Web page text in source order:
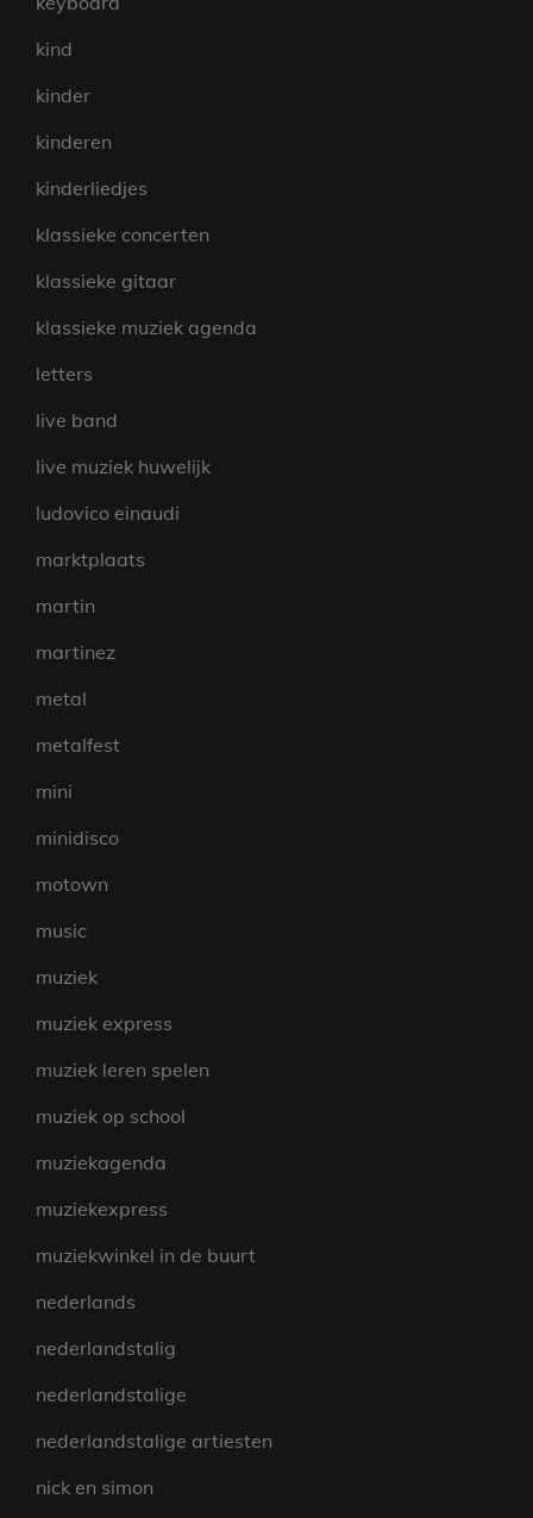
kind
kinder
kinderen
kinderliedjes
klassieke concerten
klassieke gitaar
klassieke muziek agenda
letters
live band
live muziek huwelijk
ludovico einaudi
marktplaats
martin
martinez
metal
metalfest
mini
minidisco
motown
music
muziek
muziek express
muziek leren spelen
muziek op school
muziekagenda
muziekexpress
muziekwinkel in de buurt
nederlands
nederlandstalig
nederlandstalige
nederlandstalige artiesten
nick en simon